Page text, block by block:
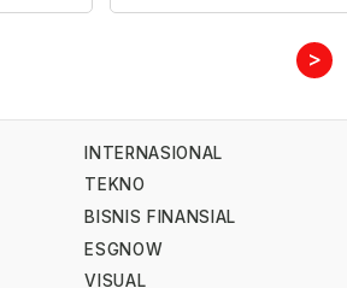
>
INTERNASIONAL
TEKNO
BISNIS FINANSIAL
ESGNOW
VISUAL